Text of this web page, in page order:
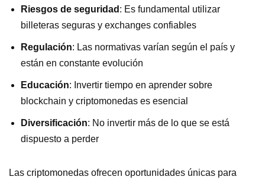
Riesgos de seguridad : Es fundamental utilizar
billeteras seguras y exchanges confiables
Regulación: Las normativas varían según el país y
están en constante evolución
Educación: Invertir tiempo en aprender sobre
blockchain y criptomonedas es esencial
Diversificación: No invertir más de lo que se está
dispuesto a perder
Las criptomonedas ofrecen oportunidades únicas para